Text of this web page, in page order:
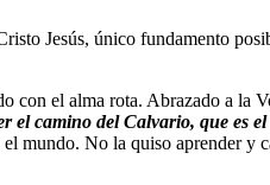
Jesús, único fundamento
con el alma rota. Abrazado a
el camino del Calvario, que es
el mundo. No la quiso aprender